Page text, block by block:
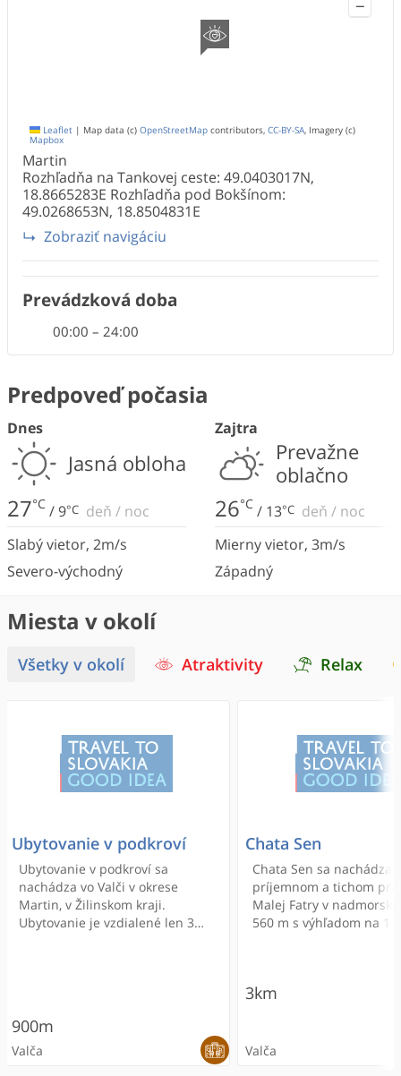
−
Leaflet | Map data (c) OpenStreetMap contributors, CC-BY-SA, Imagery (c)
Mapbox
Martin
Rozhľadňa na Tankovej ceste: 49.0403017N,
18.8665283E Rozhľadňa pod Bokšínom:
49.0268653N, 18.8504831E
Zobraziť navigáciu
Prevádzková doba
00:00 – 24:00
Predpoveď počasia
Dnes
Jasná obloha
27°C / 9°C deň / noc
Slabý vietor, 2m/s
Severo-východný
Zajtra
Prevažne
oblačno
26°C / 13°C deň / noc
Mierny vietor, 3m/s
Západný
Miesta v okolí
Všetky v okolí Atraktivity Relax
Ubytovanie v podkroví
Ubytovanie v podkroví sa
nachádza vo Valči v okrese
Martin, v Žilinskom kraji.
Ubytovanie je vzdialené len 3
poskytuje pre 1 - 10 osôb. V
objekte sa nachádza kúpeľňa,
900m
Valča
Chata Sen
Chata Sen sa nachádza
príjemnom a tichom
Malej Fatry v
560 m s výhľadom na 1
samostatnom pozemku
Valčiansky potok a z
3km
Valča